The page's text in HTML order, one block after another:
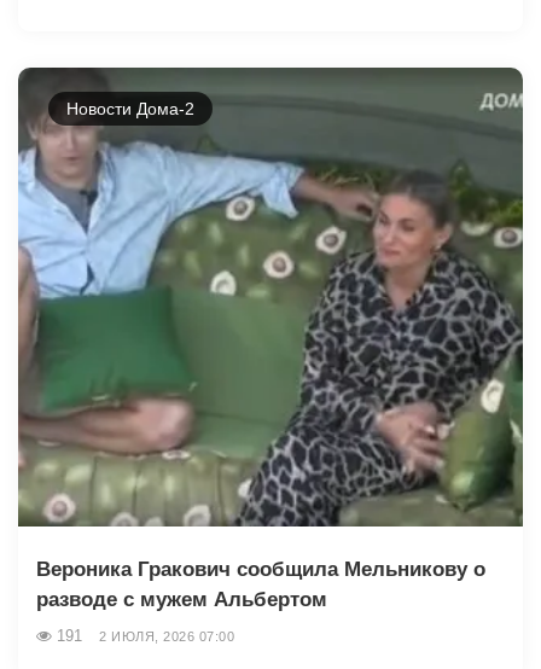
Новости Дома-2
Вероника Гракович сообщила Мельникову о
разводе с мужем Альбертом
191 2 ИЮЛЯ, 2026 07:00